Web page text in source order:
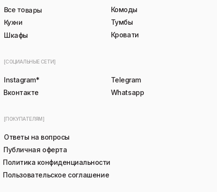
[ПОКУПАТЕЛЯМ]
Публичная оферта
Пользовательское соглашение
Политика конфиденциальности
Ответы на вопросы
[СОЦИАЛЬНЫЕ СЕТИ]
Кровати
Тумбы
Комоды
Шкафы
Все товары
Кухни
Whatsapp
Telegram
Вконтакте
Instagram*